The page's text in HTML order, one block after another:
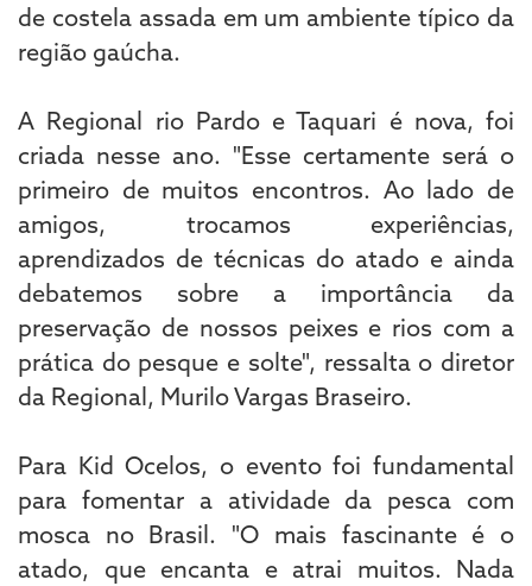
de costela assada em um ambiente típico da
região gaúcha.
A Regional rio Pardo e Taquari é nova, foi
criada nesse ano. "Esse certamente será o
primeiro de muitos encontros. Ao lado de
amigos, trocamos experiências,
aprendizados de técnicas do atado e ainda
debatemos sobre a importância da
preservação de nossos peixes e rios com a
prática do pesque e solte", ressalta o diretor
da Regional, Murilo Vargas Braseiro.
Para Kid Ocelos, o evento foi fundamental
para fomentar a atividade da pesca com
mosca no Brasil. "O mais fascinante é o
atado, que encanta e atrai muitos. Nada